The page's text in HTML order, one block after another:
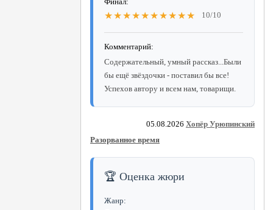
★★★★★★★★★★ 10/10
Комментарий:
Содержательный, умный рассказ...Были
бы ещё звёздочки - поставил бы все!
Успехов автору и всем нам, товарищи.
05.08.2026 Хопёр Урюпинский
Разорванное время
🏆 Оценка жюри
Жанр: